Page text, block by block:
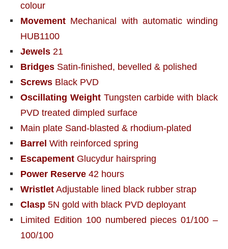
colour
Movement Mechanical with automatic winding
HUB1100
Jewels 21
Bridges Satin-finished, bevelled & polished
Screws Black PVD
Oscillating WeightTungsten carbide with black
PVD treated dimpled surface
Main plate Sand-blasted & rhodium-plated
Barrel With reinforced spring
Escapement Glucydur hairspring
Power Reserve 42 hours
Wristlet Adjustable lined black rubber strap
Clasp 5N gold with black PVD deployant
Limited Edition 100 numbered pieces 01/100 –
100/100